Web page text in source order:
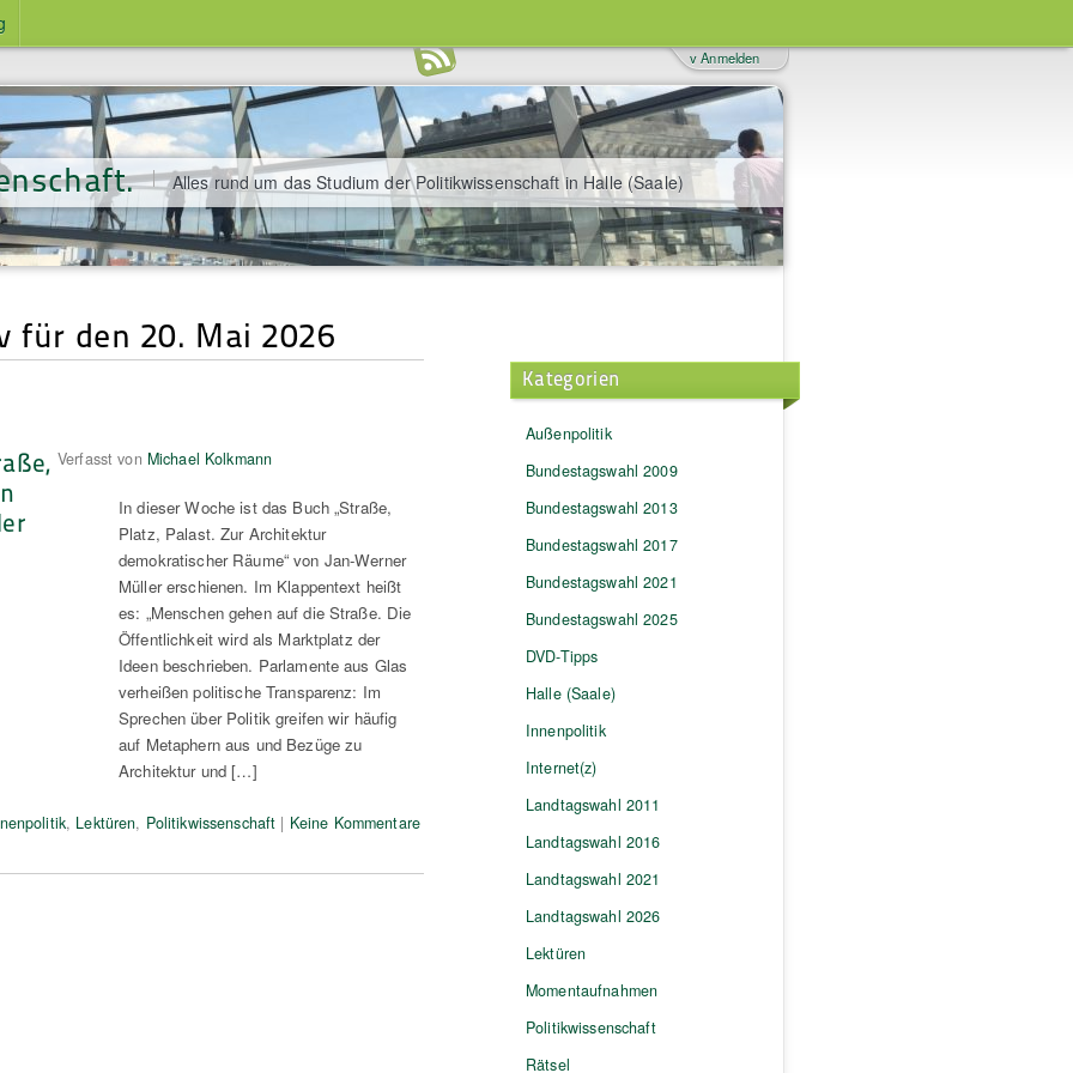
Alles rund um das Studium der Politikwissenschaft in Halle (Saale)
v Anmelden
für den 20. Mai 2026
Verfasst von Michael Kolkmann
In dieser Woche ist das Buch „Straße,
Platz, Palast. Zur Architektur
demokratischer Räume“ von Jan-Werner
Müller erschienen. Im Klappentext heißt
es: „Menschen gehen auf die Straße. Die
Öffentlichkeit wird als Marktplatz der
Ideen beschrieben. Parlamente aus Glas
verheißen politische Transparenz: Im
Sprechen über Politik greifen wir häufig
auf Metaphern aus und Bezüge zu
Architektur und […]
, Lektüren, Politikwissenschaft | Keine Kommentare
Kategorien
Außenpolitik
Bundestagswahl 2009
Bundestagswahl 2013
Bundestagswahl 2017
Bundestagswahl 2021
Bundestagswahl 2025
DVD-Tipps
Halle (Saale)
Innenpolitik
Internet(z)
Landtagswahl 2011
Landtagswahl 2016
Landtagswahl 2021
Landtagswahl 2026
Lektüren
Momentaufnahmen
Politikwissenschaft
Rätsel